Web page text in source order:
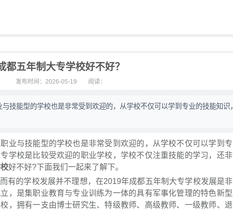
都五年制大专学校好不好？
发布时间：2026-05-19 阅读：
技能型的学校也是非常受到欢迎的，从学校不仅可以学到专业的技能知识
与技能型的学校也是非常受到欢迎的，从学校不仅可以学到专
学校是比较受欢迎的职业学校，学校不仅注重技能的学习，还
好不好?下面我们一起来了解下。
的学校发展并不理想，在2019年成都五年制大专学校发展是
，是集职业教育与专业训练为一体的具有军事化管理的特色新
，拥有一支由博士研究生、特级教师、高级教师、一级教师、